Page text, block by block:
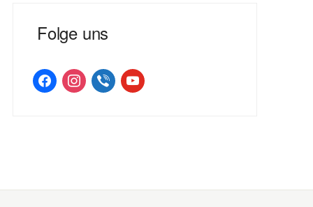
Folge uns
facebookinstagramviber youtube